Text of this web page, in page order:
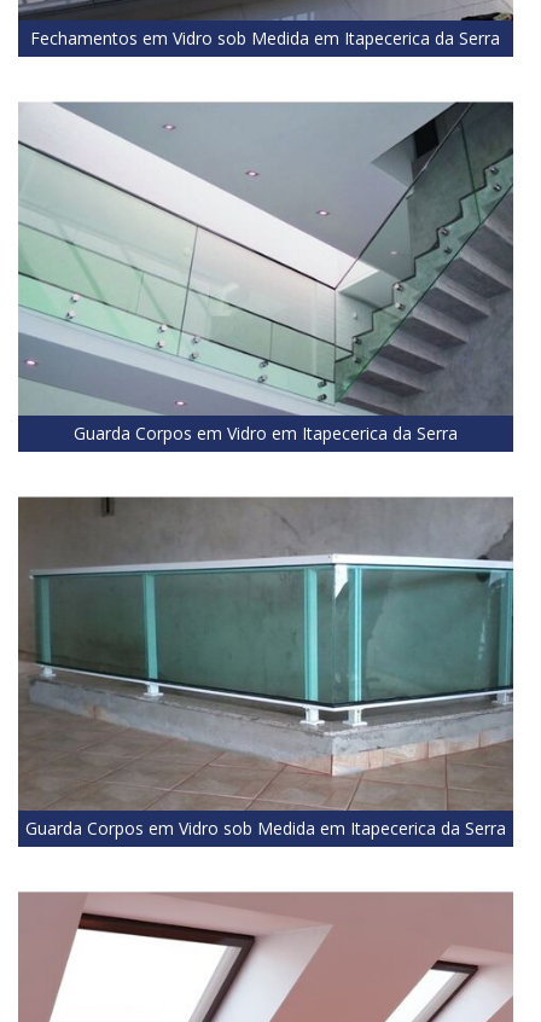
Fechamentos em Vidro sob Medida em Itapecerica da Serra
Guarda Corpos em Vidro em Itapecerica da Serra
Guarda Corpos em Vidro sob Medida em Itapecerica da Serra